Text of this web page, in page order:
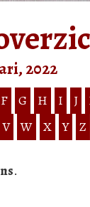
2022
F G H I J
V W X Y Z
.